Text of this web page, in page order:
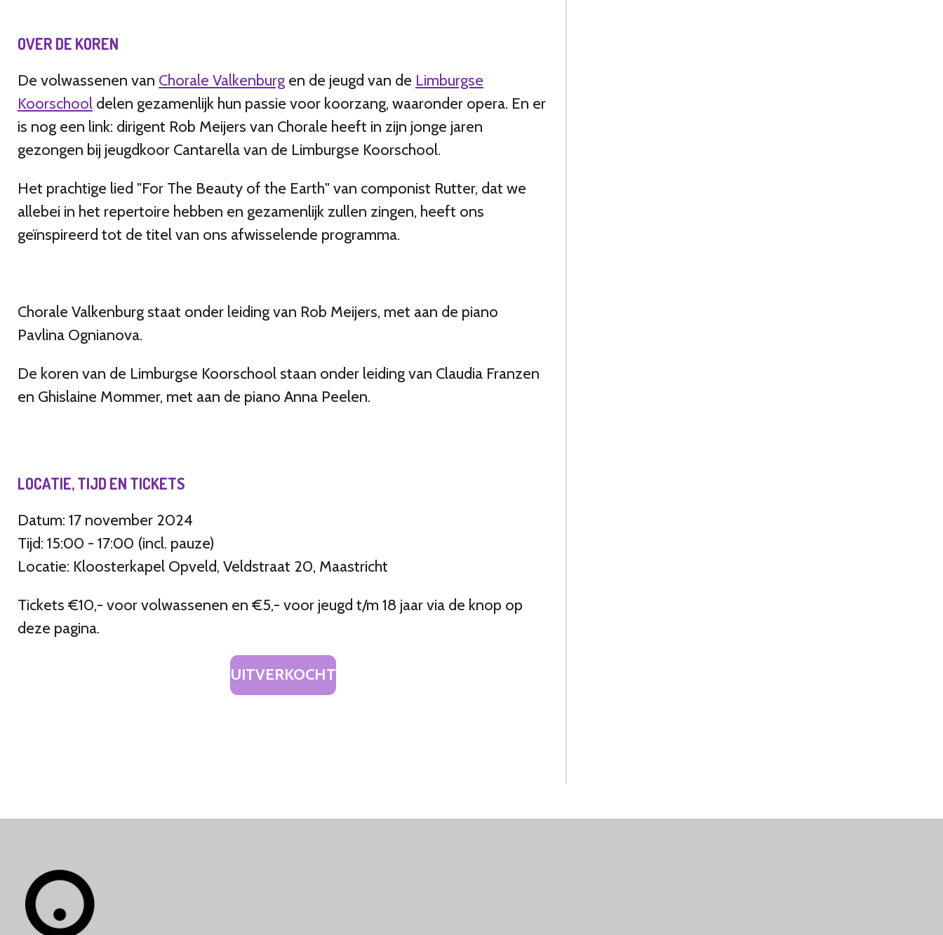
OVER DE KOREN
De volwassenen van Chorale Valkenburg en de jeugd van de Limburgse
Koorschool delen gezamenlijk hun passie voor koorzang, waaronder opera. En er
is nog een link: dirigent Rob Meijers van Chorale heeft in zijn jonge jaren
gezongen bij jeugdkoor Cantarella van de Limburgse Koorschool.
Het prachtige lied "For The Beauty of the Earth" van componist Rutter, dat we
allebei in het repertoire hebben en gezamenlijk zullen zingen, heeft ons
geïnspireerd tot de titel van ons afwisselende programma.
Chorale Valkenburg staat onder leiding van Rob Meijers, met aan de piano
Pavlina Ognianova.
De koren van de Limburgse Koorschool staan onder leiding van Claudia Franzen
en Ghislaine Mommer, met aan de piano Anna Peelen.
LOCATIE, TIJD EN TICKETS
Datum: 17 november 2024
Tijd: 15:00 - 17:00 (incl. pauze)
Locatie: Kloosterkapel Opveld, Veldstraat 20, Maastricht
Tickets €10,- voor volwassenen en €5,- voor jeugd t/m 18 jaar via de knop op
deze pagina.
UITVERKOCHT